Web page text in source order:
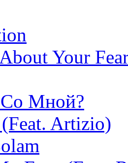
Your
Мной?
Artizio)